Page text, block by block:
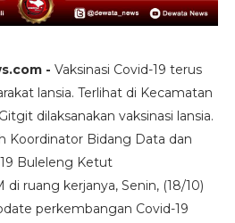
- Vaksinasi Covid-19 terus
lansia. Terlihat di Kecamatan
dilaksanakan vaksinasi lansia.
Koordinator Bidang Data dan
Buleleng Ketut
di ruang kerjanya, Senin, (18/10)
perkembangan Covid-19